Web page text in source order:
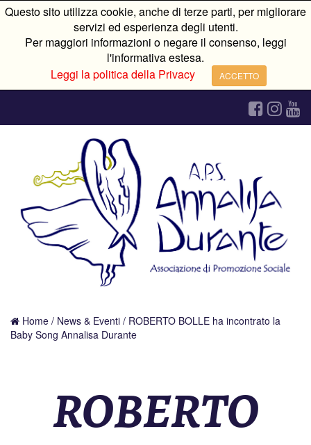
Questo sito utilizza cookie, anche di terze parti, per migliorare
servizi ed esperienza degli utenti.
Per maggiori informazioni o negare il consenso, leggi
l'informativa estesa.
Leggi la politica della Privacy
ACCETTO
Home / News & Eventi / ROBERTO BOLLE ha incontrato la
Baby Song Annalisa Durante
ROBERTO